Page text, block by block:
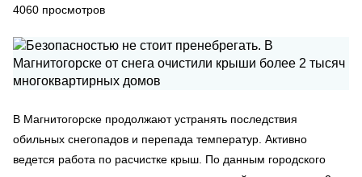
4060 просмотров
В Магнитогорске продолжают устранять последствия
обильных снегопадов и перепада температур. Активно
ведется работа по расчистке крыш. По данным городского